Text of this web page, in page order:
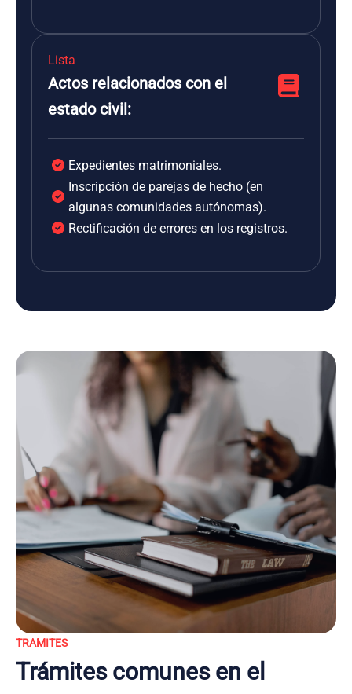
Lista
Actos relacionados con el
estado civil:
Expedientes matrimoniales.
Inscripción de parejas de hecho (en
algunas comunidades autónomas).
Rectificación de errores en los registros.
TRAMITES
Trámites comunes en el